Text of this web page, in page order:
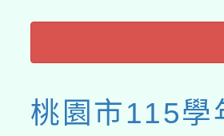
桃園市115學